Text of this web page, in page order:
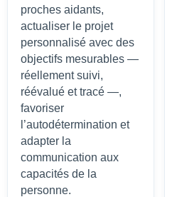
proches aidants,
actualiser le projet
personnalisé avec des
objectifs mesurables —
réellement suivi,
réévalué et tracé —,
favoriser
l’autodétermination et
adapter la
communication aux
capacités de la
personne.